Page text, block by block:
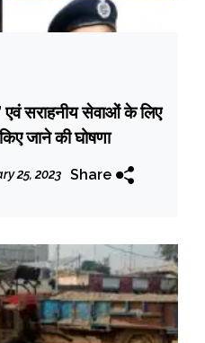
एवं सराहनीय सेवाओं के लिए
जाने की घोषणा
25, 2023 Share